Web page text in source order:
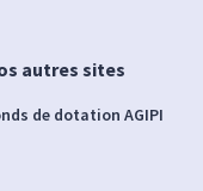
autres sites
de dotation AGIPI